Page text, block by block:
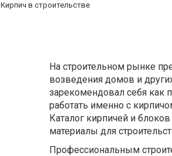
Кирпич в строительстве
На строительном рынке
возведения домов и
зарекомендовал себя как
работать именно с
Каталог кирпичей и
материалы для
Профессиональным